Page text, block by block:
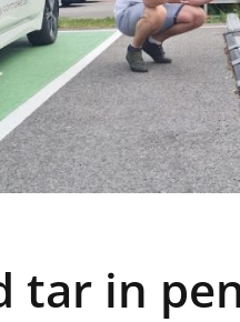
tar in